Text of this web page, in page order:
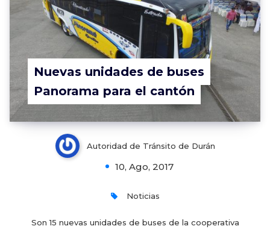
Nuevas unidades de buses
Panorama para el cantón
Autoridad de Tránsito de Durán
10, Ago, 2017
Noticias
Son 15 nuevas unidades de buses de la cooperativa